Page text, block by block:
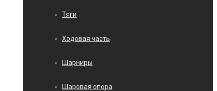
Тяги
Ходовая часть
Шарниры
Шаровая опора